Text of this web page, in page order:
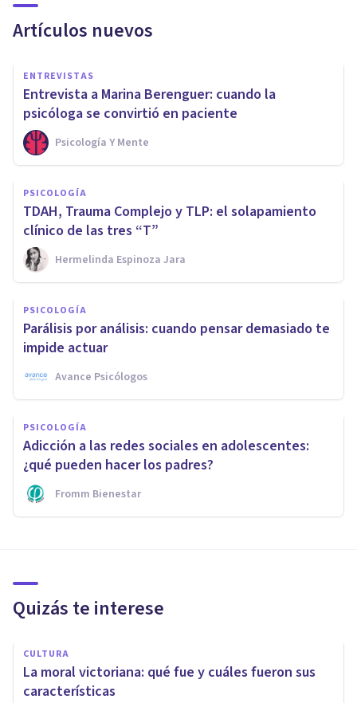
Artículos nuevos
ENTREVISTAS
Entrevista a Marina Berenguer: cuando la
psicóloga se convirtió en paciente
Psicología Y Mente
PSICOLOGÍA
TDAH, Trauma Complejo y TLP: el solapamiento
clínico de las tres “T”
Hermelinda Espinoza Jara
PSICOLOGÍA
Parálisis por análisis: cuando pensar demasiado te
impide actuar
Avance Psicólogos
PSICOLOGÍA
Adicción a las redes sociales en adolescentes:
¿qué pueden hacer los padres?
Fromm Bienestar
Quizás te interese
CULTURA
La moral victoriana: qué fue y cuáles fueron sus
características